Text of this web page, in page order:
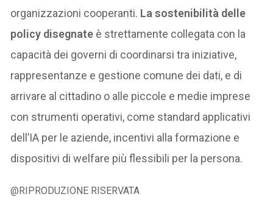
organizzazioni cooperanti. La sostenibilità delle
policy disegnate è strettamente collegata con la
capacità dei governi di coordinarsi tra iniziative,
rappresentanze e gestione comune dei dati, e di
arrivare al cittadino o alle piccole e medie imprese
con strumenti operativi, come standard applicativi
dell’IA per le aziende, incentivi alla formazione e
dispositivi di welfare più flessibili per la persona.
@RIPRODUZIONE RISERVATA